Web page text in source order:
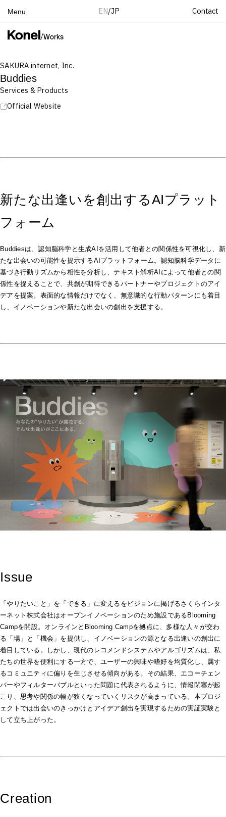
Menu EN/JP Contact
Top
Services
Teams
Contact
/Works
SAKURA internet, Inc.
Buddies
Services & Products
Official Website
新たな出逢いを創出するAIプラット
フォーム
Buddiesは、認知脳科学と生成AIを活用して他者との関係性を可視化し、新
たな出会いの可能性を提示するAIプラットフォーム。認知脳科学データに
基づき行動リズムから相性を分析し、テキスト解析AIによって他者との関
係性を捉えることで、共創が期待できるパートナーやプロジェクトのアイ
デアを提案。表面的な情報だけでなく、無意識的な行動パターンにも着目
し、イノベーションや新たな出会いの創出を支援する。
Issue
「やりたいこと」を「できる」に変えるをビジョンに掲げるさくらインタ
ーネット株式会社はオープンイノベーションのため施設であるBlooming
Campを開設。オンラインとBlooming Campを拠点に、多様な人々が交わ
る「場」と「機会」を提供し、イノベーションの源となる出逢いの創出に
着目している。しかし、現代のレコメンドシステムやアルゴリズムは、私
たちの世界を便利にする一方で、ユーザーの興味や嗜好を均質化し、属す
るコミュニティに偏りを生じさせる傾向がある。その結果、エコーチェン
バーやフィルターバブルといった問題に代表されるように、情報閉塞が起
こり、思考や関係の幅が狭くなっていくリスクが高まっている。本プロジ
ェクトでは出会いのきっかけとアイデア創出を実現するための実証実験と
して立ち上がった。
Creation